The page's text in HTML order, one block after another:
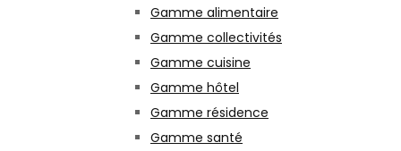
Gamme alimentaire
Gamme collectivités
Gamme cuisine
Gamme hôtel
Gamme résidence
Gamme santé